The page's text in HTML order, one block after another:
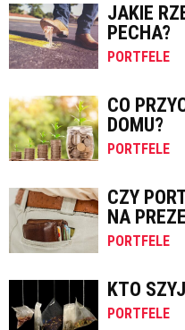
JAKIE
PECHA?
PORTFELE
CO
DOMU?
PORTFELE
CZY
NA
PORTFELE
KTO
PORTFELE